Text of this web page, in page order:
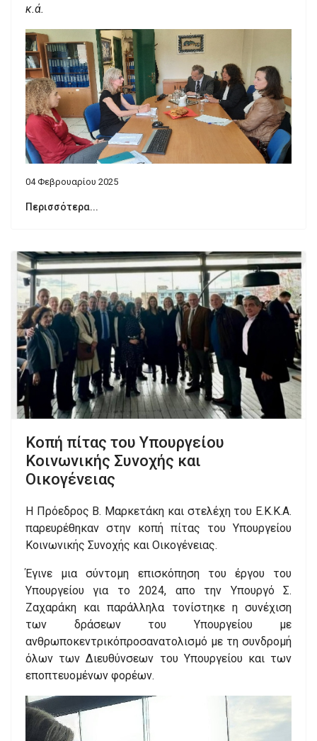
κ.ά.
04 Φεβρουαρίου 2025
Περισσότερα...
Kοπή πίτας του Υπουργείου
Κοινωνικής Συνοχής και
Οικογένειας
Η Πρόεδρος Β. Μαρκετάκη και στελέχη του Ε.Κ.Κ.Α.
παρευρέθηκαν στην κοπή πίτας του Υπουργείου
Κοινωνικής Συνοχής και Οικογένειας.
Έγινε μια σύντομη επισκόπηση του έργου του
Υπουργείου για το 2024, απο την Υπουργό Σ.
Ζαχαράκη και παράλληλα τονίστηκε η συνέχιση
των δράσεων του Υπουργείου με
ανθρωποκεντρικόπροσανατολισμό με τη συνδρομή
όλων των Διευθύνσεων του Υπουργείου και των
εποπτευομένων φορέων.